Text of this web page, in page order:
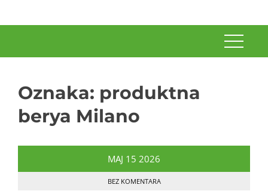
Oznaka: produktna
berya Milano
MAJ 15 2026
BEZ KOMENTARA